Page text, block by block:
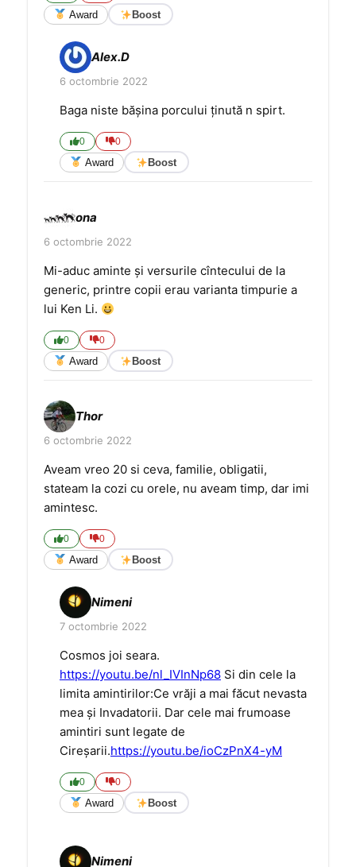
Award Boost
Alex.D
6 octombrie 2022
Baga niste bășina porcului ținută n spirt.
0 0
Award Boost
ona
6 octombrie 2022
Mi-aduc aminte și versurile cîntecului de la
generic, printre copii erau varianta timpurie a
lui Ken Li.
0 0
Award Boost
Thor
6 octombrie 2022
Aveam vreo 20 si ceva, familie, obligatii,
stateam la cozi cu orele, nu aveam timp, dar imi
amintesc.
0 0
Award Boost
Nimeni
7 octombrie 2022
Cosmos joi seara.
https://youtu.be/nl_IVInNp68 Si din cele la
limita amintirilor:Ce vrăji a mai făcut nevasta
mea și Invadatorii. Dar cele mai frumoase
amintiri sunt legate de
Cireșarii.https://youtu.be/ioCzPnX4-yM
0 0
Award Boost
Nimeni